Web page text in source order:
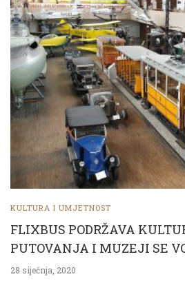
KULTURA I UMJETNOST
FLIXBUS PODRŽAVA
PUTOVANJA I MUZEJI SE
28 siječnja, 2020